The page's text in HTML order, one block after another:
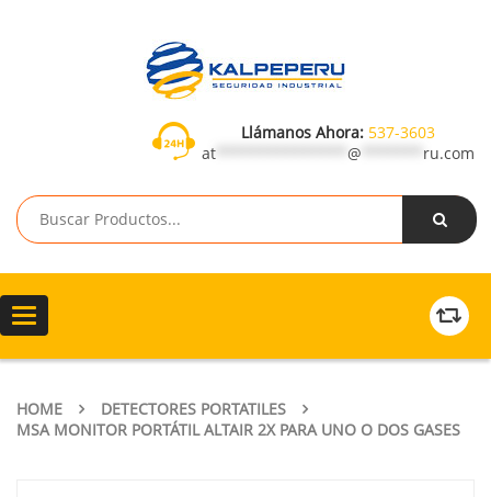
Llámanos Ahora: 537-3603
at
@ ru.com
Toggle
navigation
HOME
DETECTORES PORTATILES
MSA MONITOR PORTÁTIL ALTAIR 2X PARA UNO O DOS GASES